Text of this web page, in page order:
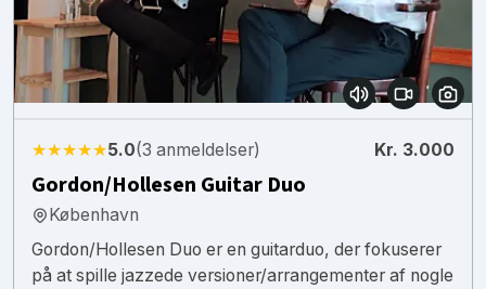
★★★★★5.0(3 anmeldelser) Kr. 3.000
Gordon/Hollesen Guitar Duo
København
Gordon/Hollesen Duo er en guitarduo, der fokuserer
på at spille jazzede versioner/arrangementer af nogle